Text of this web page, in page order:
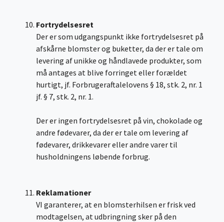
Fortrydelsesret
Der er som udgangspunkt ikke fortrydelsesret på
afskårne blomster og buketter, da der er tale om
levering af unikke og håndlavede produkter, som
må antages at blive forringet eller forældet
hurtigt, jf. Forbrugeraftalelovens § 18, stk. 2, nr. 1
jf. § 7, stk. 2, nr. 1.
Der er ingen fortrydelsesret på vin, chokolade og
andre fødevarer, da der er tale om levering af
fødevarer, drikkevarer eller andre varer til
husholdningens løbende forbrug.
Reklamationer
VI garanterer, at en blomsterhilsen er frisk ved
modtagelsen, at udbringning sker på den